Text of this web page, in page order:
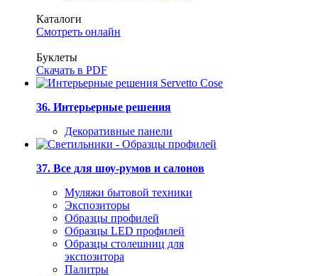
Каталоги
Смотреть онлайн
Буклеты
Скачать в PDF
36. Интерьерные решения
Декоративные панели
37. Все для шоу-румов и салонов
Муляжи бытовой техники
Экспозиторы
Образцы профилей
Образцы LED профилей
Образцы столешниц для
экспозитора
Палитры